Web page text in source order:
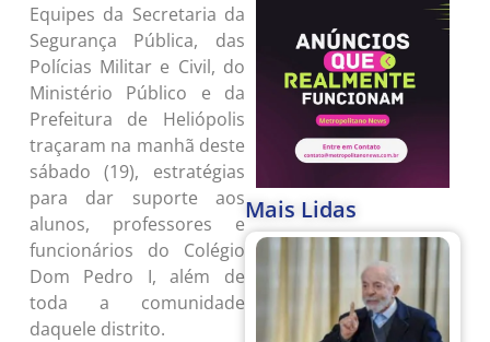
Equipes da Secretaria da
Segurança Pública, das
Polícias Militar e Civil, do
Ministério Público e da
Prefeitura de Heliópolis
traçaram na manhã deste
sábado (19), estratégias
para dar suporte aos
alunos, professores e
funcionários do Colégio
Dom Pedro I, além de
toda a comunidade
daquele distrito.
Mais Lidas